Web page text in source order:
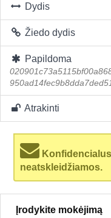
Dydis
Žiedo dydis
Papildoma
Atrakinti
neatskleidžiamos.
Įrodykite mokėjimą